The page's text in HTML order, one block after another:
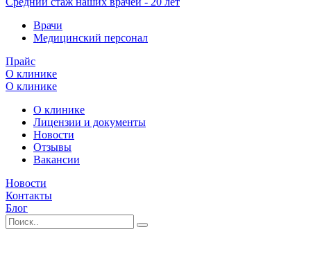
Врачи
Медицинский персонал
Прайс
О клинике
О клинике
О клинике
Лицензии и документы
Новости
Отзывы
Вакансии
Новости
Контакты
Блог